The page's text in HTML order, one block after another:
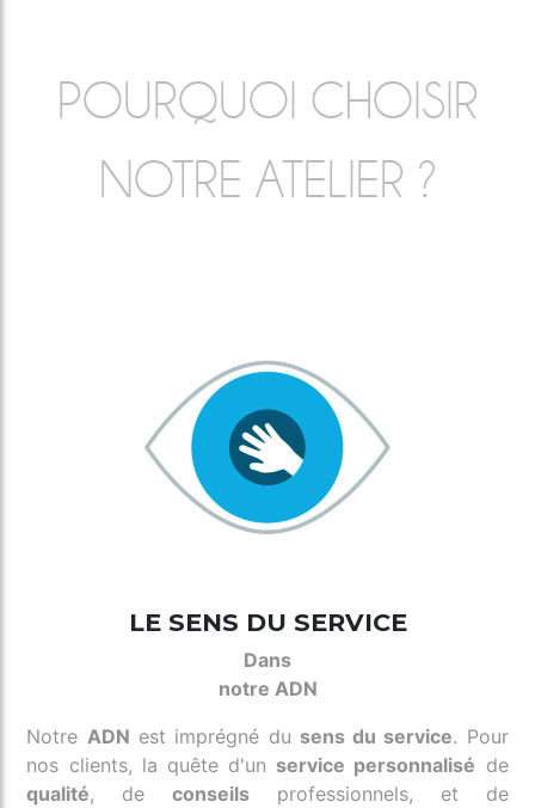
POURQUOI CHOISIR
NOTRE ATELIER ?
LE SENS DU SERVICE
Dans
notre ADN
Notre ADN est imprégné du sens du service. Pour
nos clients, la quête d'un service personnalisé de
qualité, deconseils professionnels, et de